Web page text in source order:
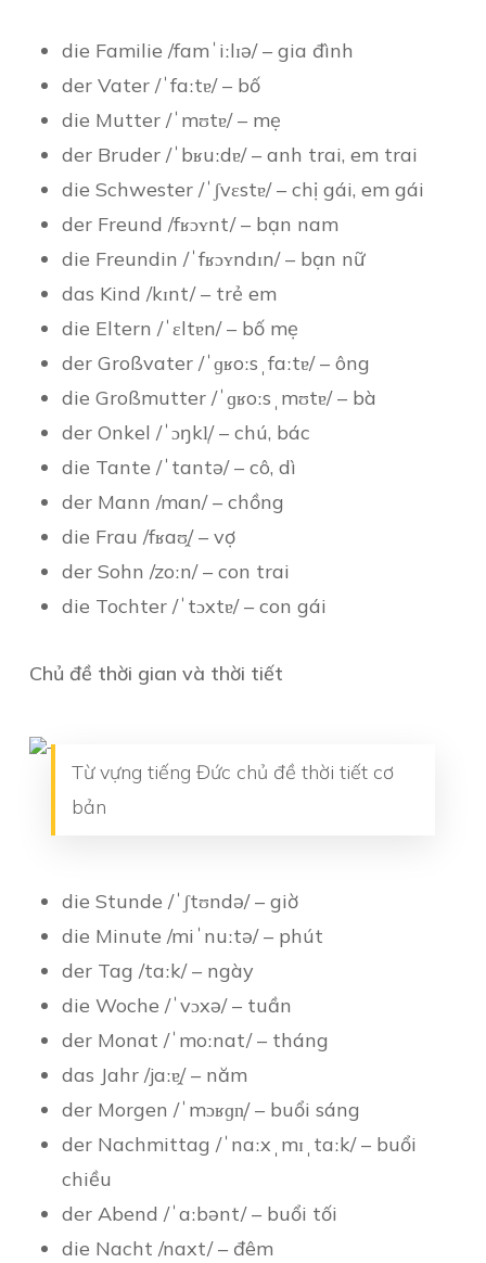
die Familie /famˈiːlɪə/ – gia đình
der Vater /ˈfaːtɐ/ – bố
die Mutter /ˈmʊtɐ/ – mẹ
der Bruder /ˈbʁuːdɐ/ – anh trai, em trai
die Schwester /ˈʃvɛstɐ/ – chị gái, em gái
der Freund /fʁɔʏnt/ – bạn nam
die Freundin /ˈfʁɔʏndɪn/ – bạn nữ
das Kind /kɪnt/ – trẻ em
die Eltern /ˈɛltɐn/ – bố mẹ
der Großvater /ˈɡʁoːsˌfaːtɐ/ – ông
die Großmutter /ˈɡʁoːsˌmʊtɐ/ – bà
der Onkel /ˈɔŋkl̩/ – chú, bác
die Tante /ˈtantə/ – cô, dì
der Mann /man/ – chồng
die Frau /fʁaʊ̯/ – vợ
der Sohn /zoːn/ – con trai
die Tochter /ˈtɔxtɐ/ – con gái
Chủ đề thời gian và thời tiết
Từ vựng tiếng Đức chủ đề thời tiết cơ
bản
die Stunde /ˈʃtʊndə/ – giờ
die Minute /miˈnuːtə/ – phút
der Tag /taːk/ – ngày
die Woche /ˈvɔxə/ – tuần
der Monat /ˈmoːnat/ – tháng
das Jahr /jaːɐ̯/ – năm
der Morgen /ˈmɔʁɡn̩/ – buổi sáng
der Nachmittag /ˈnaːxˌmɪˌtaːk/ – buổi
chiều
der Abend /ˈaːbənt/ – buổi tối
die Nacht /naxt/ – đêm